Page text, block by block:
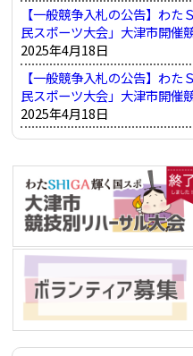
【一般競争入札の公告】わ
民スポーツ大会」大津市開催
2025年4月18日
【一般競争入札の公告】わ
民スポーツ大会」大津市開催
2025年4月18日